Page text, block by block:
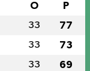
O P
33 77
33 73
33 69